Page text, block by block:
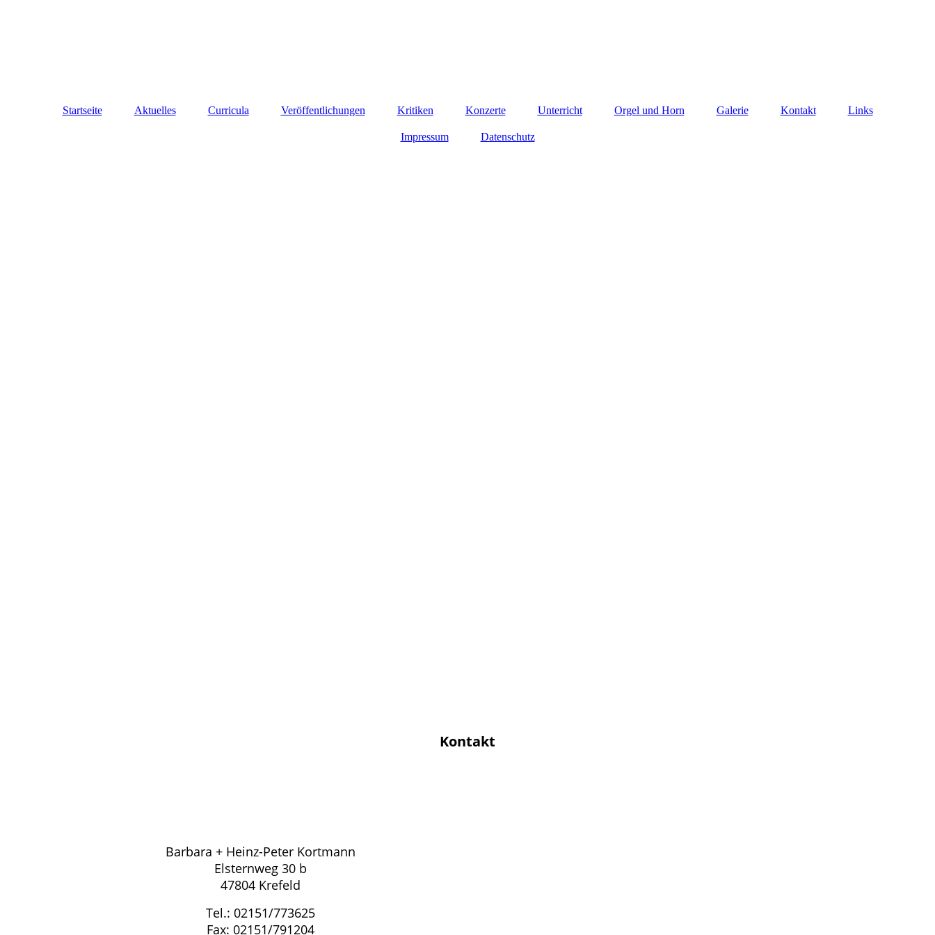
Startseite Aktuelles Curricula Veröffentlichungen Kritiken Konzerte Unterricht Orgel und Horn Galerie Kontakt Links
Impressum Datenschutz
Kontakt
Barbara + Heinz-Peter Kortmann
Elsternweg 30 b
47804 Krefeld
Tel.: 02151/773625
Fax: 02151/791204